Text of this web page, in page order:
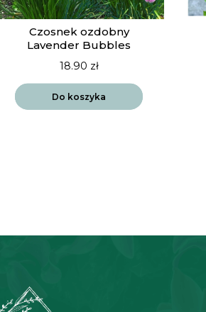
Czosnek ozdobny
Lavender Bubbles
18.90 zł
Do koszyka